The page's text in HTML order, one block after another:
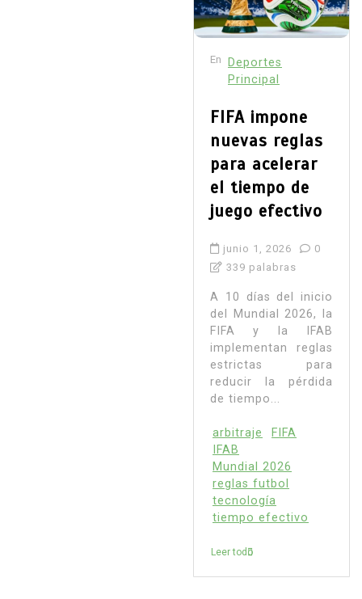
En
Deportes
Principal
FIFA impone
nuevas reglas
para acelerar
el tiempo de
juego efectivo
junio 1, 2026
0
339 palabras
A 10 días del inicio
del Mundial 2026, la
FIFA y la IFAB
implementan reglas
estrictas para
reducir la pérdida
de tiempo...
arbitraje
FIFA
IFAB
Mundial 2026
reglas futbol
tecnología
tiempo efectivo
Leer todo